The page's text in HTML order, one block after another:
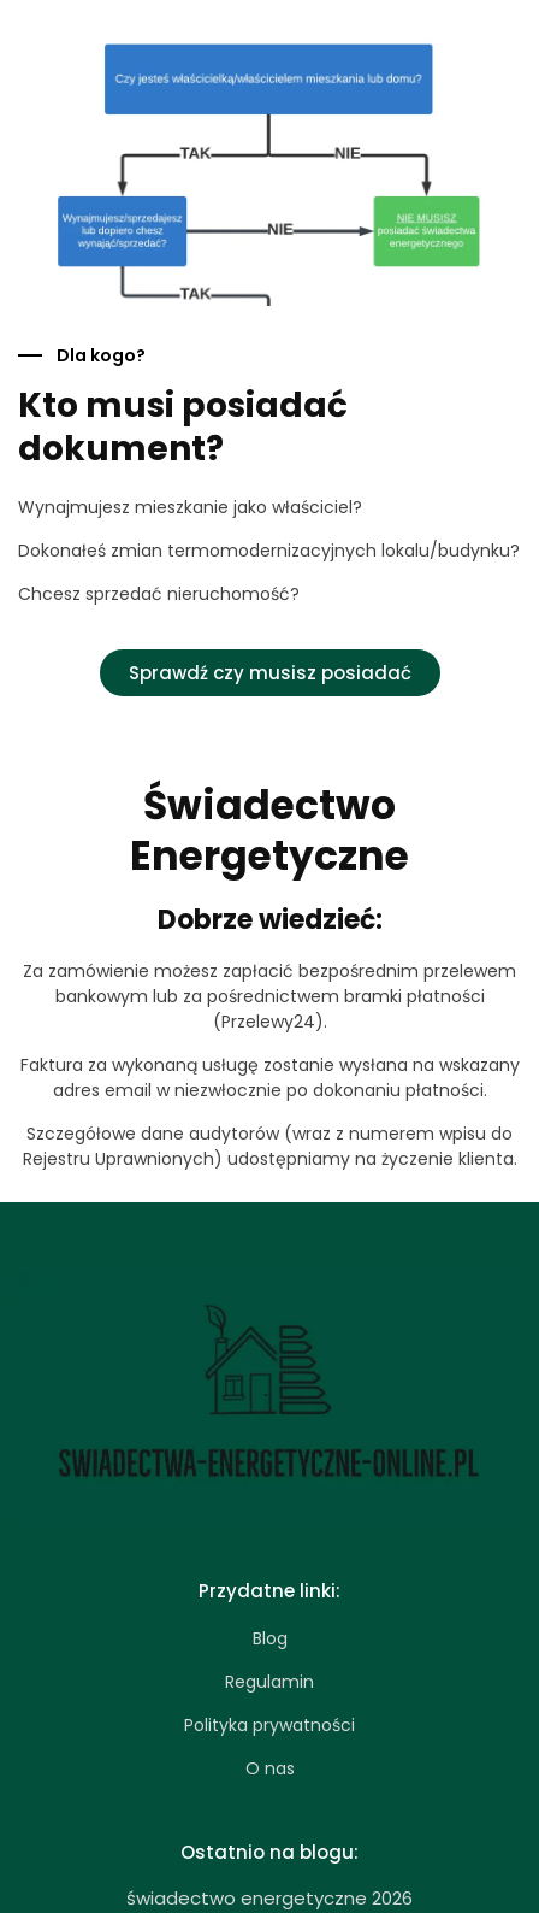
Dla kogo?
Kto musi posiadać
dokument?
Wynajmujesz mieszkanie jako właściciel?
Dokonałeś zmian termomodernizacyjnych lokalu/budynku?
Chcesz sprzedać nieruchomość?
Sprawdź czy musisz posiadać
Świadectwo
Energetyczne
Dobrze wiedzieć:
Za zamówienie możesz zapłacić bezpośrednim przelewem
bankowym lub za pośrednictwem bramki płatności
(Przelewy24).
Faktura za wykonaną usługę zostanie wysłana na wskazany
adres email w niezwłocznie po dokonaniu płatności.
Szczegółowe dane audytorów (wraz z numerem wpisu do
Rejestru Uprawnionych) udostępniamy na życzenie klienta.
Przydatne linki:
Blog
Regulamin
Polityka prywatności
O nas
Ostatnio na blogu:
świadectwo energetyczne 2026